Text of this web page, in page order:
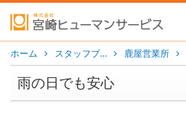
ホーム スタッフブ… 鹿屋営業所
雨の日でも安心